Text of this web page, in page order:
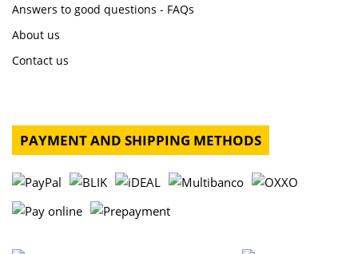
Answers to good questions - FAQs
About us
Contact us
PAYMENT AND SHIPPING METHODS